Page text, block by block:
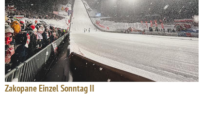
Zakopane Einzel Sonntag II